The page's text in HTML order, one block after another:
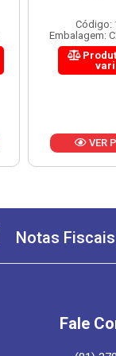
Código:
Embalagem:
VER
Notas Fiscais
Fale